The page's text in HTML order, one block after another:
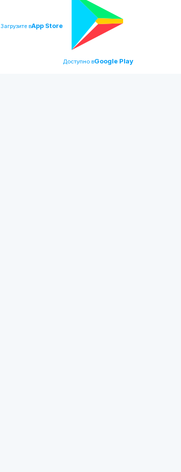
Загрузите вApp Store
Доступно вGoogle Play